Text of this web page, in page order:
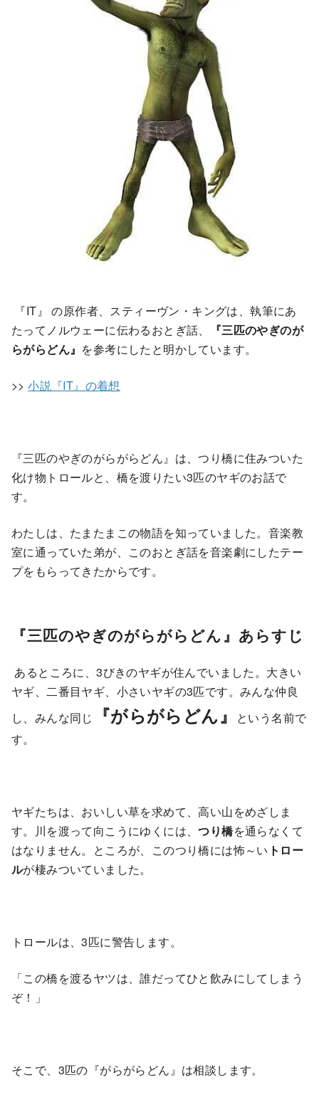
『IT』 の原作者、スティーヴン・キングは、執筆にあ
たってノルウェーに伝わるおとぎ話、
『三匹のやぎのが
らがらどん』 を参考にしたと明かしています。
>>小説『IT』の着想
『三匹のやぎのがらがらどん』は、つり橋に住みついた
化け物トロールと、橋を渡りたい3匹のヤギのお話で
す。
わたしは、たまたまこの物語を知っていました。音楽教
室に通っていた弟が、このおとぎ話を音楽劇にしたテー
プをもらってきたからです。
『三匹のやぎのがらがらどん』あらすじ
あるところに、3びきのヤギが住んでいました。大きい
ヤギ、二番目ヤギ、小さいヤギの3匹です。みんな仲良
し、みんな同じ
『がらがらどん』
という名前で
す。
ヤギたちは、おいしい草を求めて、高い山をめざしま
す。川を渡って向こうにゆくには、つり橋を通らなくて
はなりません。ところが、このつり橋には怖～い トロー
ルが棲みついていました。
トロールは、3匹に警告します。
「この橋を渡るヤツは、誰だってひと飲みにしてしまう
ぞ！」
そこで、3匹の『がらがらどん』は相談します。